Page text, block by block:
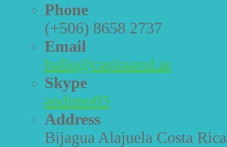
Phone
(+506) 8658 2737
Email
hallo@casitaazul.at
Skype
andimo03
Address
Bijagua Alajuela Costa Rica